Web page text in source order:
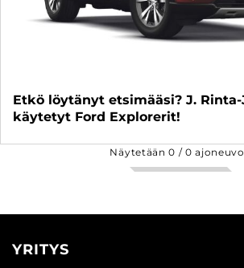
Etkö löytänyt etsimääsi? J.
käytetyt Ford Explorerit!
Näytetään0 /0
YRITYS